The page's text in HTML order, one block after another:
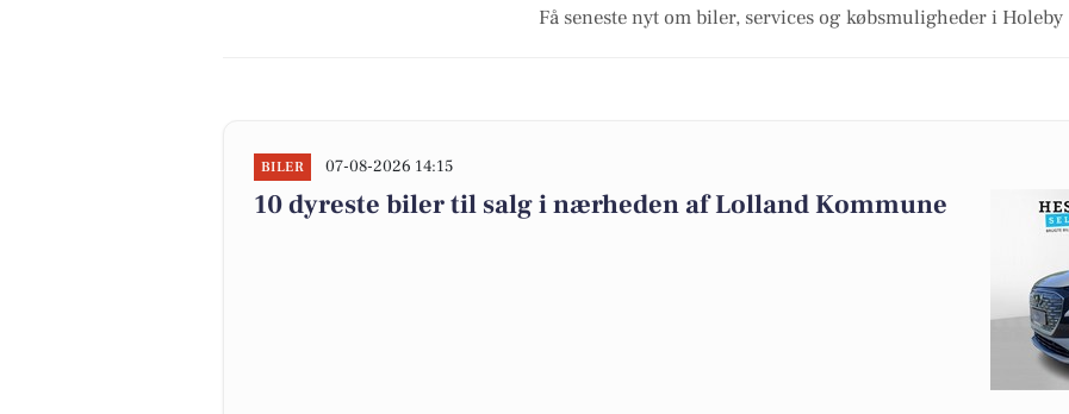
Få seneste nyt om biler, services og købsmuligheder i Holeby
BILER 07-08-2026 14:15
10 dyreste biler til salg i nærheden af Lolland Kommune